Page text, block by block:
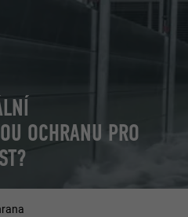
OCHRANU PRO